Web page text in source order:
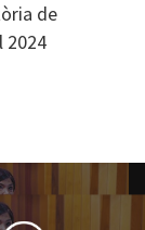
de
2024